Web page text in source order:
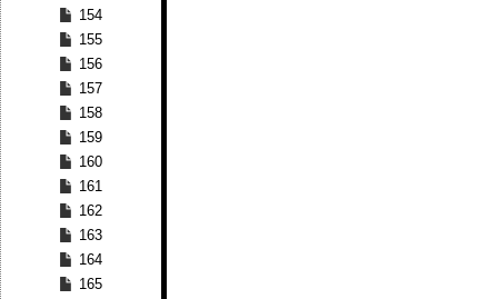
154
155
156
157
158
159
160
161
162
163
164
165